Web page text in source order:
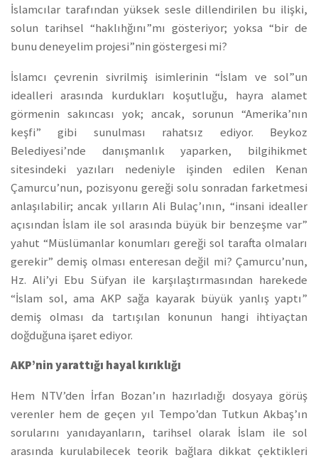
İslamcılar tarafından yüksek sesle dillendirilen bu ilişki,
solun tarihsel “haklıhğını”mı gösteriyor; yoksa “bir de
bunu deneyelim projesi”nin göstergesi mi?
İslamcı çevrenin sivrilmiş isimlerinin “İslam ve sol”un
idealleri arasında kurdukları koşutluğu, hayra alamet
görmenin sakıncası yok; ancak, sorunun “Amerika’nın
keşfi” gibi sunulması rahatsız ediyor. Beykoz
Belediyesi’nde danışmanlık yaparken, bilgihikmet
sitesindeki yazıları nedeniyle işinden edilen Kenan
Çamurcu’nun, pozisyonu gereği solu sonradan farketmesi
anlaşılabilir; ancak yılların Ali Bulaç’ının, “insani idealler
açısından İslam ile sol arasında büyük bir benzeşme var”
yahut “Müslümanlar konumları gereği sol tarafta olmaları
gerekir” demiş olması enteresan değil mi? Çamurcu’nun,
Hz. Ali’yi Ebu Süfyan ile karşılaştırmasından harekede
“İslam sol, ama AKP sağa kayarak büyük yanlış yaptı”
demiş olması da tartışılan konunun hangi ihtiyaçtan
doğduğuna işaret ediyor.
AKP’nin yarattığı hayal kırıklığı
Hem NTV’den İrfan Bozan’ın hazırladığı dosyaya görüş
verenler hem de geçen yıl Tempo’dan Tutkun Akbaş’ın
sorularını yanıdayanların, tarihsel olarak İslam ile sol
arasında kurulabilecek teorik bağlara dikkat çektikleri